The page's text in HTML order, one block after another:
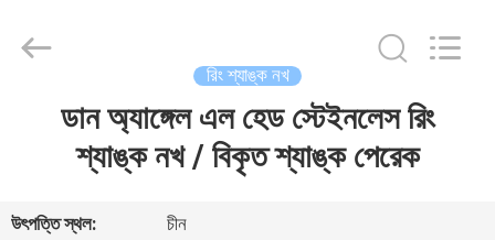
Business
License.
রিং শ্যাঙ্ক নখ
ডান অ্যাঙ্গেল এল হেড স্টেইনলেস রিং
শ্যাঙ্ক নখ / বিকৃত শ্যাঙ্ক পেরেক
উৎপত্তি স্থল:
চীন